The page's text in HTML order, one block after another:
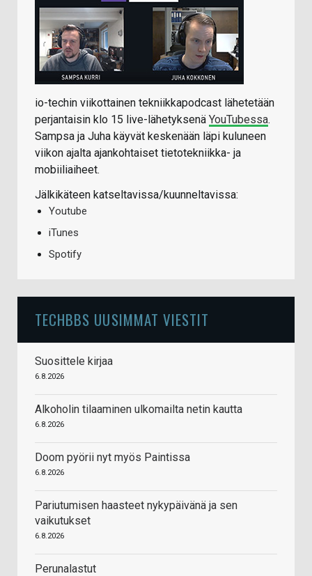
io-techin viikottainen tekniikkapodcast lähetetään
perjantaisin klo 15 live-lähetyksenä YouTubessa.
Sampsa ja Juha käyvät keskenään läpi kuluneen
viikon ajalta ajankohtaiset tietotekniikka- ja
mobiiliaiheet.
Jälkikäteen katseltavissa/kuunneltavissa:
Youtube
iTunes
Spotify
TECHBBS UUSIMMAT VIESTIT
Suosittele kirjaa
6.8.2026
Alkoholin tilaaminen ulkomailta netin kautta
6.8.2026
Doom pyörii nyt myös Paintissa
6.8.2026
Pariutumisen haasteet nykypäivänä ja sen
vaikutukset
6.8.2026
Perunalastut